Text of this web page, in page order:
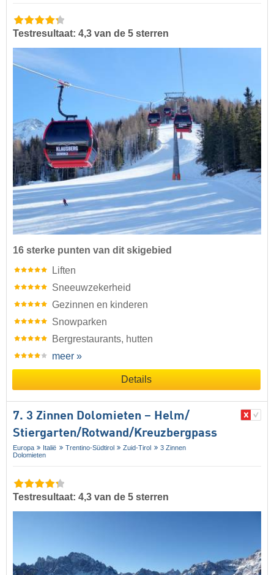
Testresultaat: 4,3 van de 5 sterren
16 sterke punten van dit skigebied
Liften
Sneeuwzekerheid
Gezinnen en kinderen
Snowparken
Bergrestaurants, hutten
meer »
Details
7. 3 Zinnen Dolomieten – Helm/​
Stiergarten/​Rotwand/​Kreuzbergpass
Europa Italië Trentino-Südtirol Zuid-Tirol
3 Zinnen
Dolomieten
Testresultaat: 4,3 van de 5 sterren